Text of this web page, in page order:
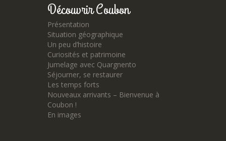
Découvrir Coubon
Présentation
Situation géographique
Un peu d’histoire
Curiosités et patrimoine
Jumelage avec Quargnento
Séjourner, se restaurer
Les temps forts
Nouveaux arrivants – Bienvenue à
Coubon !
En images